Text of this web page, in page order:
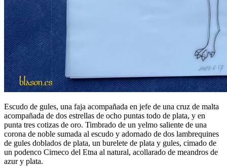
Escudo de gules, una faja acompañada en jefe de una cruz de malta
acompañada de dos estrellas de ocho puntas todo de plata, y en
punta tres cotizas de oro. Timbrado de un yelmo saliente de una
corona de noble sumada al escudo y adornado de dos lambrequines
de gules doblados de plata, un burelete de plata y gules, cimado de
un podenco Cirneco del Etna al natural, acollarado de meandros de
azur y plata.